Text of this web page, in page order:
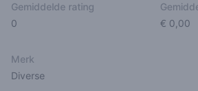
Gemiddelde rating
0
€ 0,00
Merk
Diverse